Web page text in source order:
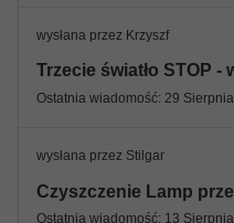
wysłana przez Krzyszf
Trzecie światło STOP -
wysłana przez Stilgar
Czyszczenie Lamp